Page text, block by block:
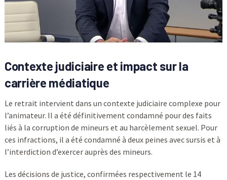
Contexte judiciaire et impact sur la
carrière médiatique
Le retrait intervient dans un contexte judiciaire complexe pour
l’animateur. Il a été définitivement condamné pour des faits
liés à la corruption de mineurs et au harcèlement sexuel. Pour
ces infractions, il a été condamné à deux peines avec sursis et à
l’interdiction d’exercer auprès des mineurs.
Les décisions de justice, confirmées respectivement le 14